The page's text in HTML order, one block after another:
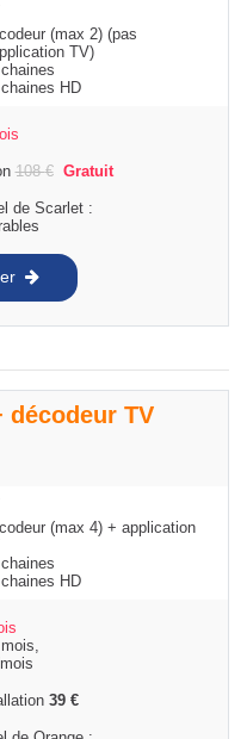
(max 2) (pas
TV)
chaines
chaines HD
108€ Gratuit
de Scarlet :
décodeur TV
(max 4) + application
chaines
chaines HD
39 €